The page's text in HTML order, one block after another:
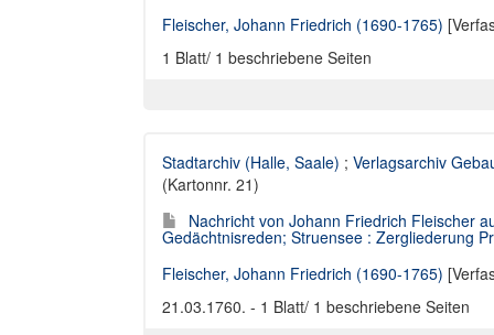
Fleischer, Johann Friedrich (1690-1765)
1 Blatt/ 1 beschriebene Seiten
Stadtarchiv (Halle, Saale) ; Verlagsarchiv
(Kartonnr. 21)
Nachricht von Johann Friedrich Fleischer
Gedächtnisreden; Struensee : Zergliederung
Fleischer, Johann Friedrich (1690-1765)
21.03.1760. - 1 Blatt/ 1 beschriebene Seiten